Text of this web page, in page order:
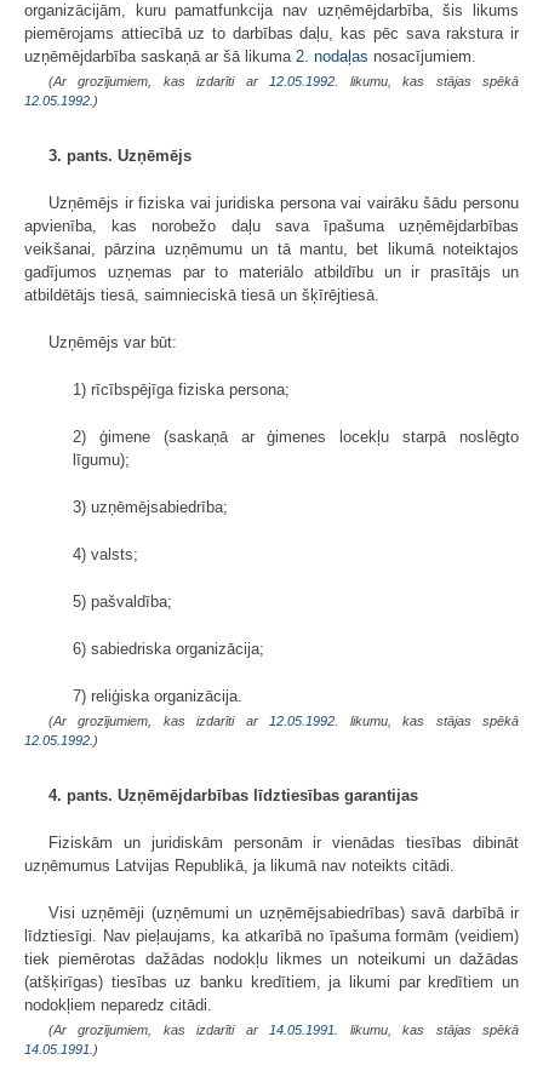
organizācijām, kuru pamatfunkcija nav uzņēmējdarbība, šis likums
piemērojams attiecībā uz to darbības daļu, kas pēc sava rakstura ir
uzņēmējdarbība saskaņā ar šā likuma 2. nodaļas nosacījumiem.
(Ar grozījumiem, kas izdarīti ar12.05.1992. likumu, kas stājas spēkā
12.05.1992.)
3. pants. Uzņēmējs
Uzņēmējs ir fiziska vai juridiska persona vai vairāku šādu personu
apvienība, kas norobežo daļu sava īpašuma uzņēmējdarbības
veikšanai, pārzina uzņēmumu un tā mantu, bet likumā noteiktajos
gadījumos uzņemas par to materiālo atbildību un ir prasītājs un
atbildētājs tiesā, saimnieciskā tiesā un šķīrējtiesā.
Uzņēmējs var būt:
1) rīcībspējīga fiziska persona;
2) ģimene (saskaņā ar ģimenes locekļu starpā noslēgto
līgumu);
3) uzņēmējsabiedrība;
4) valsts;
5) pašvaldība;
6) sabiedriska organizācija;
7) reliģiska organizācija.
(Ar grozījumiem, kas izdarīti ar12.05.1992. likumu, kas stājas spēkā
12.05.1992.)
4. pants. Uzņēmējdarbības līdztiesības garantijas
Fiziskām un juridiskām personām ir vienādas tiesības dibināt
uzņēmumus Latvijas Republikā, ja likumā nav noteikts citādi.
Visi uzņēmēji (uzņēmumi un uzņēmējsabiedrības) savā darbībā ir
līdztiesīgi. Nav pieļaujams, ka atkarībā no īpašuma formām (veidiem)
tiek piemērotas dažādas nodokļu likmes un noteikumi un dažādas
(atšķirīgas) tiesības uz banku kredītiem, ja likumi par kredītiem un
nodokļiem neparedz citādi.
(Ar grozījumiem, kas izdarīti ar14.05.1991. likumu, kas stājas spēkā
14.05.1991.)